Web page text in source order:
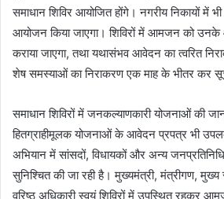
समाधान शिविर आयोजित होंगे। नगरीय निकायों में
आयोजन किया जाएगा। शिविरों में आमजन को
कराया जाएगा, तथा यथासंभव आवेदन का त्वरित
शेष समस्याओं का निराकरण एक माह के भीतर कर
समाधान शिविरों में जनकल्याणकारी योजनाओं की
हितग्राहीमूलक योजनाओं के आवेदन प्रपत्र भी
अभियान में सांसदों, विधायकों और अन्य
सुनिश्चित की जा रही है। मुख्यमंत्री, मंत्रीगण, मुख्य
वरिष्ठ अधिकारी स्वयं शिविरों में उपस्थित रहकर